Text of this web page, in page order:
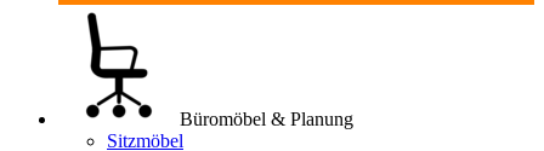
Büromöbel & Planung
Sitzmöbel